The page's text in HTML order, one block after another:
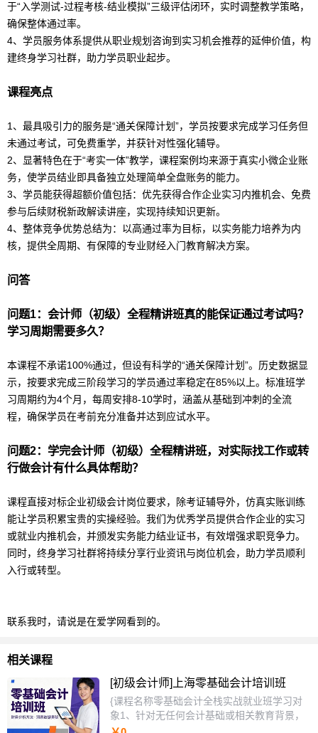
于“入学测试-过程考核-结业模拟”三级评估闭环，实时调整教学策略，
确保整体通过率。
4、学员服务体系提供从职业规划咨询到实习机会推荐的延伸价值，构
建终身学习社群，助力学员职业起步。
课程亮点
1、最具吸引力的服务是“通关保障计划”，学员按要求完成学习任务但
未通过考试，可免费重学，并获针对性强化辅导。
2、显著特色在于“考实一体”教学，课程案例均来源于真实小微企业账
务，使学员结业即具备独立处理简单全盘账务的能力。
3、学员能获得超额价值包括：优先获得合作企业实习内推机会、免费
参与后续财税新政解读讲座，实现持续知识更新。
4、整体竞争优势总结为：以高通过率为目标，以实务能力培养为内
核，提供全周期、有保障的专业财经入门教育解决方案。
问答
问题1： 会计师（初级）全程精讲班真的能保证通过考试吗？
学习周期需要多久？
本课程不承诺100%通过，但设有科学的“通关保障计划”。历史数据显
示，按要求完成三阶段学习的学员通过率稳定在85%以上。标准班学
习周期约为4个月，每周安排8-10学时，涵盖从基础到冲刺的全流
程，确保学员在考前充分准备并达到应试水平。
问题2：学完会计师（初级）全程精讲班，对实际找工作或转
行做会计有什么具体帮助？
课程直接对标企业初级会计岗位要求，除考证辅导外，仿真实账训练
能让学员积累宝贵的实操经验。我们为优秀学员提供合作企业的实习
或就业内推机会，并颁发实务能力结业证书，有效增强求职竞争力。
同时，终身学习社群将持续分享行业资讯与岗位机会，助力学员顺利
入行或转型。
联系我时，请说是在爱学网看到的。
相关课程
[初级会计师]上海零基础会计培训班
{课程名称零基础会计全栈实战就业班学习对
象1、针对无任何会计基础或相关教育背景，
希望系统入门并从事会计、出纳等财务工作的